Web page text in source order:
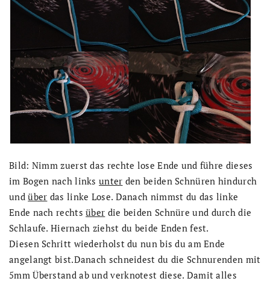
Bild: Nimm zuerst das rechte lose Ende und führe dieses
im Bogen nach linksunter den beiden Schnüren hindurch
undüber das linke Lose. Danach nimmst du das linke
Ende nach rechtsüber die beiden Schnüre und durch die
Schlaufe. Hiernach ziehst du beide Enden fest.
Diesen Schritt wiederholst du nun bis du am Ende
angelangt bist.Danach schneidest du die Schnurenden mit
5mm Überstand ab und verknotest diese. Damit alles